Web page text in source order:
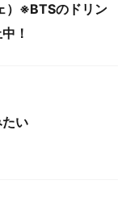
）※BTSのドリン
！
い